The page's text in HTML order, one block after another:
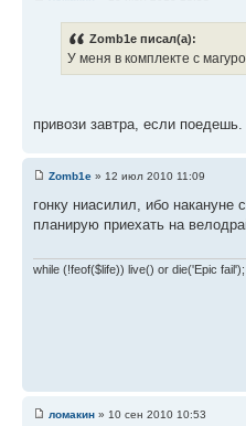
Zomb1e писал(а):
У меня в комплекте с
привози завтра, если поедешь.
Zomb1e » 12 июл 2010 11:09
гонку ниасилил, ибо накануне
планирую приехать на
while (!feof($life)) live() or die('Epic fail');
ломакин » 10 сен 2010 10:53